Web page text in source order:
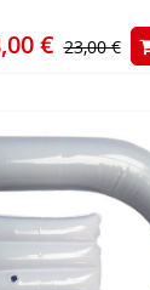
€ 23,00 €